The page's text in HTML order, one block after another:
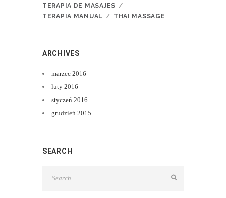
TERAPIA DE MASAJES
TERAPIA MANUAL
THAI MASSAGE
ARCHIVES
marzec 2016
luty 2016
styczeń 2016
grudzień 2015
SEARCH